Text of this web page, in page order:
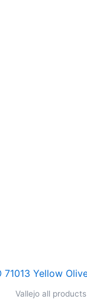
Vallejo all products